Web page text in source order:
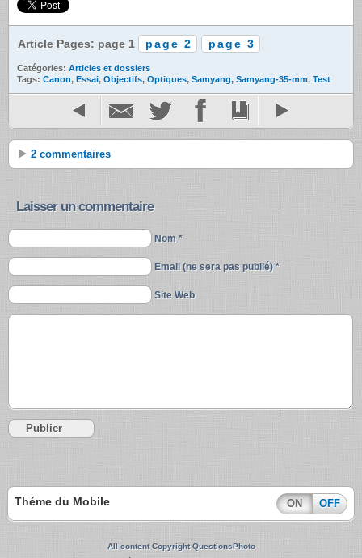
Article Pages: page 1 page 2 page 3
Catégories: Articles et dossiers
Tags: Canon, Essai, Objectifs, Optiques, Samyang, Samyang-35-mm, Test
2 commentaires
Laisser un commentaire
Nom *
Email (ne sera pas publié) *
Site Web
Théme du Mobile ON OFF
All content Copyright QuestionsPhoto